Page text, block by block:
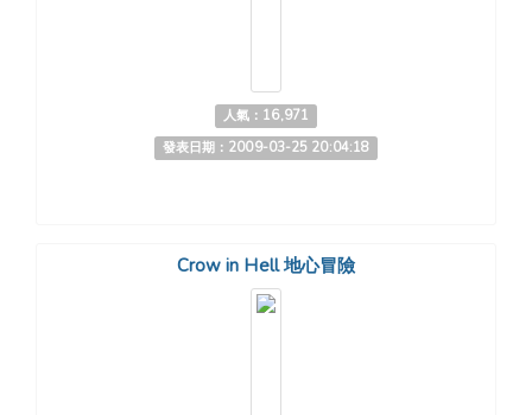
人氣：16,971
發表日期：2009-03-25 20:04:18
Crow in Hell 地心冒險